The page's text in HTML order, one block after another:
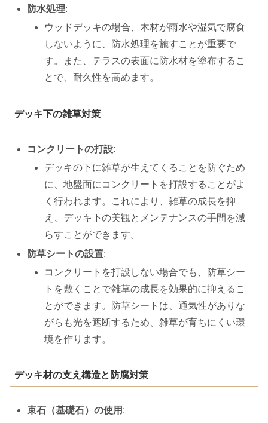
防水処理:
ウッドデッキの場合、木材が雨水や湿気で腐食
しないように、防水処理を施すことが重要で
す。また、テラスの表面に防水材を塗布するこ
とで、耐久性を高めます。
デッキ下の雑草対策
コンクリートの打設:
デッキの下に雑草が生えてくることを防ぐため
に、地盤面にコンクリートを打設することがよ
く行われます。これにより、雑草の成長を抑
え、デッキ下の美観とメンテナンスの手間を減
らすことができます。
防草シートの設置:
コンクリートを打設しない場合でも、防草シー
トを敷くことで雑草の成長を効果的に抑えるこ
とができます。防草シートは、通気性がありな
がらも光を遮断するため、雑草が育ちにくい環
境を作ります。
デッキ材の支え構造と防腐対策
束石（基礎石）の使用 :